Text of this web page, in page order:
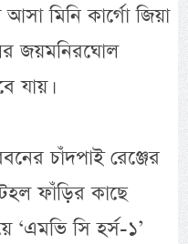
মিনি কার্গো জিয়া
জয়মনিরঘোল
যায়।
চাঁদপাই রেঞ্জের
টহল ফাঁড়ির কাছে
‘এমভি সি হর্স-১’